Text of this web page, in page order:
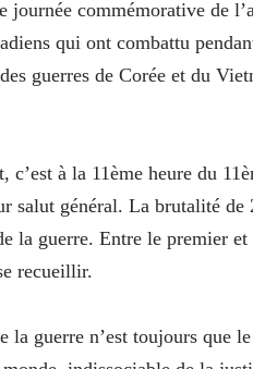
journée commémorative de
qui ont combattu
guerres de Corée et du
à la 11ème heure du
salut général. La brutalité de
la guerre. Entre le premier
recueillir.
la guerre n’est toujours